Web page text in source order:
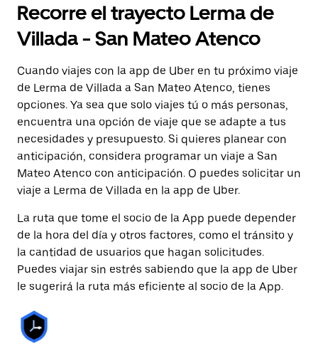
Recorre el trayecto Lerma de
Villada - San Mateo Atenco
Cuando viajes con la app de Uber en tu próximo viaje
de Lerma de Villada a San Mateo Atenco, tienes
opciones. Ya sea que solo viajes tú o más personas,
encuentra una opción de viaje que se adapte a tus
necesidades y presupuesto. Si quieres planear con
anticipación, considera programar un viaje a San
Mateo Atenco con anticipación. O puedes solicitar un
viaje a Lerma de Villada en la app de Uber.
La ruta que tome el socio de la App puede depender
de la hora del día y otros factores, como el tránsito y
la cantidad de usuarios que hagan solicitudes.
Puedes viajar sin estrés sabiendo que la app de Uber
le sugerirá la ruta más eficiente al socio de la App.